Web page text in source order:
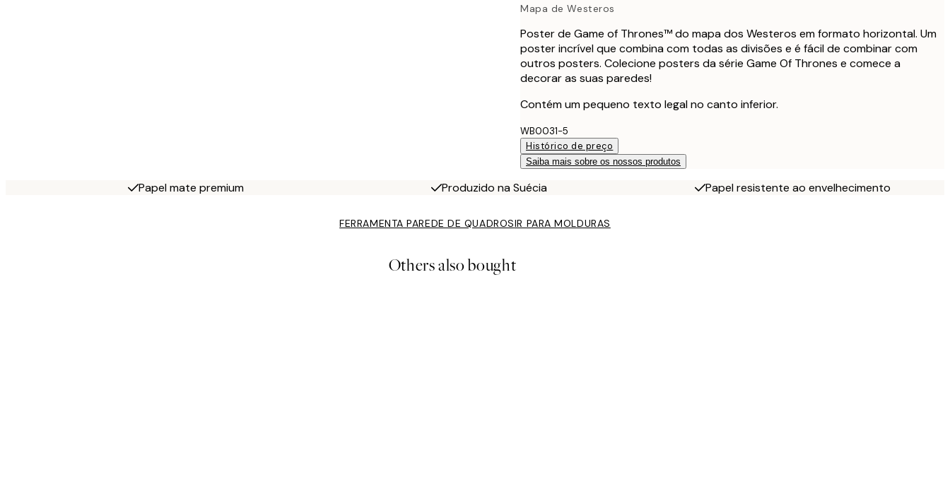
Mapa de Westeros
Poster de Game of Thrones™ do mapa dos Westeros em formato horizontal. Um
poster incrível que combina com todas as divisões e é fácil de combinar com
outros posters. Colecione posters da série Game Of Thrones e comece a
decorar as suas paredes!
Contém um pequeno texto legal no canto inferior.
WB0031-5
Histórico de preço
Saiba mais sobre os nossos produtos
Papel mate premium Produzido na Suécia Papel resistente ao envelhecimento
FERRAMENTA PAREDE DE QUADROSIR PARA MOLDURAS
Others also bought